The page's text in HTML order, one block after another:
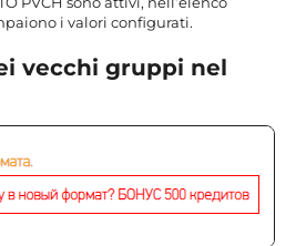
i valori configurati.
vecchi gruppi nel